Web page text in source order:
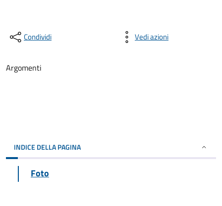
Condividi Vedi azioni
Argomenti
INDICE DELLA PAGINA
Foto